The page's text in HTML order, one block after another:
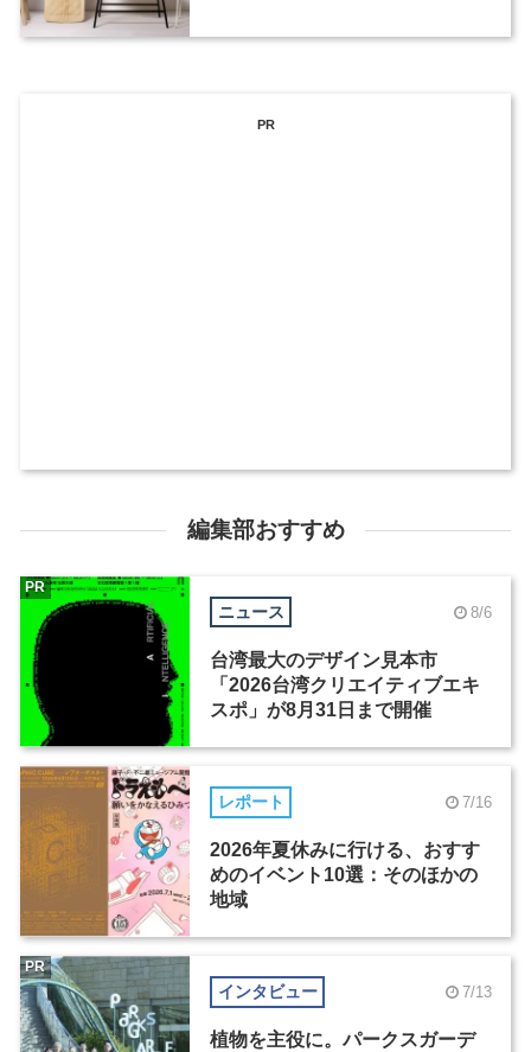
PR
編集部おすすめ
ニュース 8/6
台湾最大のデザイン見本市
「2026台湾クリエイティブエキ
スポ」が8月31日まで開催
PR
レポート 7/16
2026年夏休みに行ける、おすす
めのイベント10選：そのほかの
地域
インタビュー 7/13
植物を主役に。パークスガーデ
PR